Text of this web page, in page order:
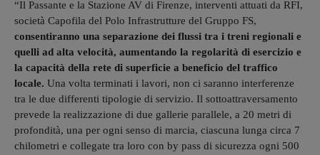
“Il Passante e la Stazione AV di Firenze, interventi attuati da RFI,
società Capofila del Polo Infrastrutture del Gruppo FS,
consentiranno una separazione dei flussi tra i treni regionali e
quelli ad alta velocità, aumentando la regolarità di esercizio e
la capacità della rete di superficie a beneficio del traffico
locale. Una volta terminati i lavori, non ci saranno interferenze
tra le due differenti tipologie di servizio. Il sottoattraversamento
prevede la realizzazione di due gallerie parallele, a 20 metri di
profondità, una per ogni senso di marcia, ciascuna lunga circa 7
chilometri e collegate tra loro con by pass di sicurezza ogni 500